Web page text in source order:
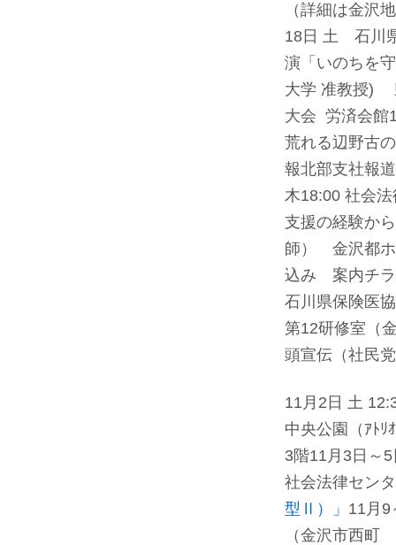
（詳細は金沢
18日 土 石川
演「いのちを
大学 准教授)
大会 労済会館
荒れる辺野古
報北部支社報
木18:00 社会
支援の経験か
師） 金沢都
込み 案内チ
石川県保険医
第12研修室（
頭宣伝（社民
11月2日 土
中央公園（ｱﾄ
3階11月3日～
社会法律セン
型Ⅱ）」 11月
（金沢市西